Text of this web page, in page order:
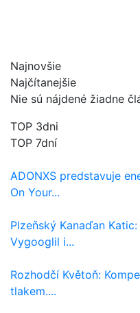
Najnovšie
Najčítanejšie
Nie sú nájdené žiadne
TOP 3dni
TOP 7dní
ADONXS predstavuje
On Your...
Plzeňský Kanaďan
Vygooglil i...
Rozhodčí Květoň:
tlakem....